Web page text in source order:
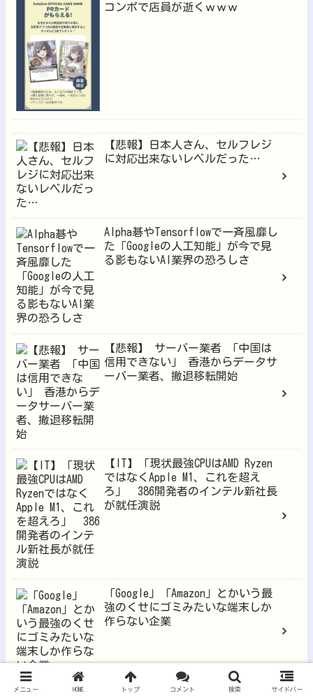
コンボで店員が逝くｗｗｗ
【悲報】日本人さん、セルフレジ
に対応出来ないレベルだった…
Alpha碁やTensorflowで一斉風靡し
た「Googleの人工知能」が今で見
る影もないAI業界の恐ろしさ
【悲報】 サーバー業者 「中国は
信用できない」 香港からデータサ
ーバー業者、撤退移転開始
【IT】「現状最強CPUはAMD Ryzen
ではなくApple M1、これを超え
ろ」 386開発者のインテル新社長
が就任演説
「Google」「Amazon」とかいう最
強のくせにゴミみたいな端末しか
作らない企業
【悲報】最近のGoogleの検索、ガ
メニュー HOME トップ コメント 検索 サイドバー